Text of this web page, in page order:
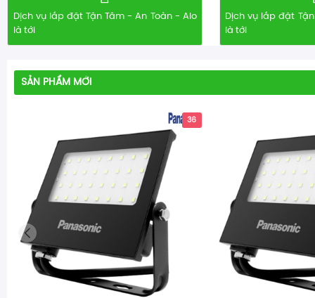
Dịch vụ lắp đặt Tận Tâm - An Toàn - Alo
là tới
Dịch vụ lắp đặt
là tới
SẢN PHẨM MỚI
36